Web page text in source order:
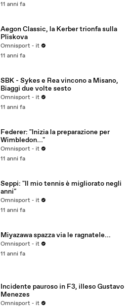
11 anni fa
Aegon Classic, la Kerber trionfa sulla
Pliskova
Omnisport - it
11 anni fa
SBK - Sykes e Rea vincono a Misano,
Biaggi due volte sesto
Omnisport - it
11 anni fa
Federer: "Inizia la preparazione per
Wimbledon..."
Omnisport - it
11 anni fa
Seppi: "Il mio tennis è migliorato negli
anni"
Omnisport - it
11 anni fa
Miyazawa spazza via le ragnatele...
Omnisport - it
11 anni fa
Incidente pauroso in F3, illeso Gustavo
Menezes
Omnisport - it